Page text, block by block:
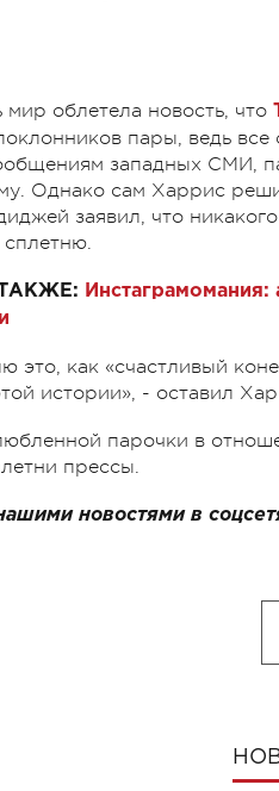
мир облетела новость, что
пары, ведь
западных СМИ,
Однако сам Харрис
заявил, что
это, как «счастливый
истории», - оставил
парочки в
прессы.
новостями в